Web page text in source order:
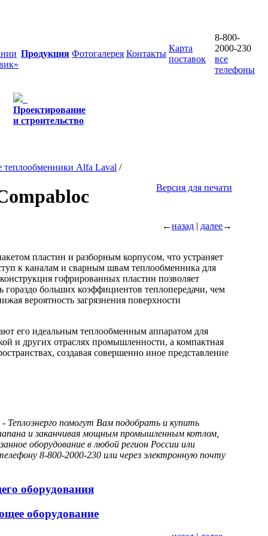
Продукция Фотогалерея Контакты
Карта
поставок
8-800-
2000-230
все
телефоны
Проектирование
и строительство
теплообменники Alfa Laval /
Версия для печати
←назад | далее→
пластин и разборным корпусом, что устраняет
к каналам и сварным швам теплообменника для
гофрированных пластин позволяет
гораздо больших коэффициентов теплопередачи, чем
вероятность загрязнения поверхности
его идеальным теплообменным аппаратом для
и других отраслях промышленности, а компактная
создавая совершенно иное представление
Теплоэнерго помогут Вам подобрать и купить
и заканчивая мощным промышленным котлом,
оборудование в любой регион России или
8-800-2000-230 или через электронную почту
оборудования
оборудование